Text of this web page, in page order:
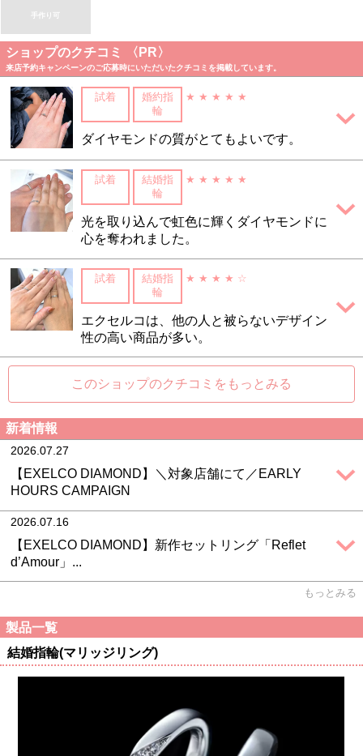
手作り可
ショップのクチコミ 〈PR〉
来店予約キャンペーンのご応募時にいただいたクチコミを掲載しています。
試着
婚約指
輪
★ ★ ★ ★ ★
ダイヤモンドの質がとてもよいです。
試着
結婚指
輪
★ ★ ★ ★ ★
光を取り込んで虹色に輝くダイヤモンドに
心を奪われました。
試着
結婚指
輪
★ ★ ★ ★ ☆
エクセルコは、他の人と被らないデザイン
性の高い商品が多い。
このショップのクチコミをもっとみる
新着情報
2026.07.27
【EXELCO DIAMOND】＼対象店舗にて／EARLY
HOURS CAMPAIGN
2026.07.16
【EXELCO DIAMOND】新作セットリング「Reflet
d’Amour」...
もっとみる
製品一覧
結婚指輪(マリッジリング)